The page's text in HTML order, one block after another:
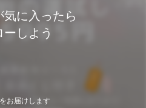
気に入ったら
ーしよう
お届けします